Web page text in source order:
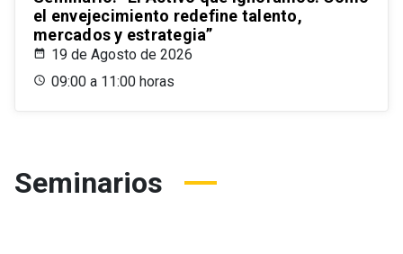
el envejecimiento redefine talento,
mercados y estrategia”
19 de Agosto de 2026
09:00 a 11:00 horas
Seminarios